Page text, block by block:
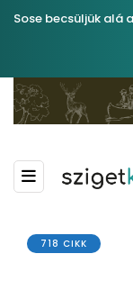
Sose becsüljük alá
718 CIKK